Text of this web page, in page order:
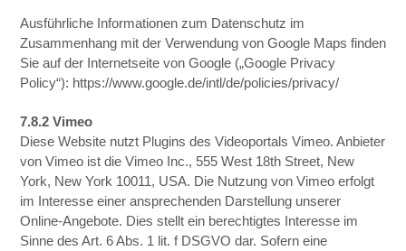
Ausführliche Informationen zum Datenschutz im
Zusammenhang mit der Verwendung von Google Maps finden
Sie auf der Internetseite von Google („Google Privacy
Policy“): https://www.google.de/intl/de/policies/privacy/
7.8.2 Vimeo
Diese Website nutzt Plugins des Videoportals Vimeo. Anbieter
von Vimeo ist die Vimeo Inc., 555 West 18th Street, New
York, New York 10011, USA. Die Nutzung von Vimeo erfolgt
im Interesse einer ansprechenden Darstellung unserer
Online-Angebote. Dies stellt ein berechtigtes Interesse im
Sinne des Art. 6 Abs. 1 lit. f DSGVO dar. Sofern eine